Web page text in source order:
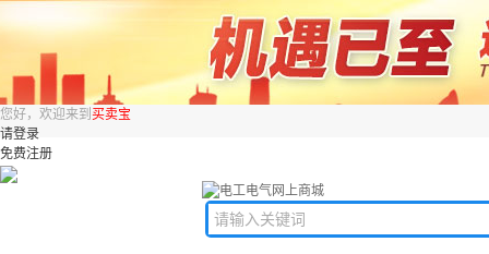
您好，欢迎来到 买卖宝
请登录
免费注册